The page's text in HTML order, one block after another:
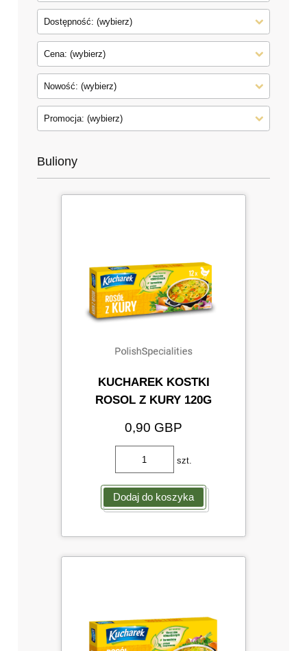
Dostępność: (wybierz)
Cena: (wybierz)
Nowość: (wybierz)
Promocja: (wybierz)
Buliony
KUCHAREK KOSTKI
ROSOL Z KURY 120G
0,90 GBP
szt.
Dodaj do koszyka